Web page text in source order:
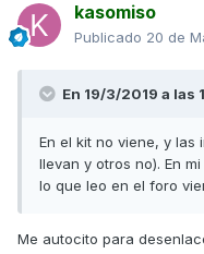
kasomiso
Publicado 20 de
En 19/3/2019 a las
En el kit no viene, y
llevan y otros no). En
lo que leo en el foro
Me autocito para